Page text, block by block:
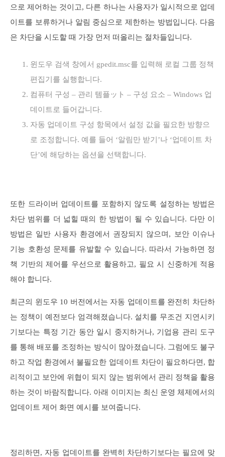
으로 제어하는 것이고, 다른 하나는 사용자가 일시적으로 업데
이트를 보류하거나 알림 중심으로 제한하는 방법입니다. 다음
은 차단을 시도할 때 가장 먼저 떠올리는 절차들입니다.
윈도우 검색 창에서 gpedit.msc를 입력해 로컬 그룹 정책
편집기를 실행합니다.
컴퓨터 구성 – 관리 템플ット – 구성 요소 – Windows 업
데이트로 들어갑니다.
자동 업데이트 구성 항목에서 설정 값을 필요한 방향으
로 조정합니다. 예를 들어 ‘알림만 받기’나 ‘업데이트 차
단’에 해당하는 옵션을 선택합니다.
또한 드라이버 업데이트를 포함하지 않도록 설정하는 방법은
차단 범위를 더 넓힐 때의 한 방법이 될 수 있습니다. 다만 이
방법은 일반 사용자 환경에서 권장되지 않으며, 보안 이슈나
기능 호환성 문제를 유발할 수 있습니다. 따라서 가능하면 정
책 기반의 제어를 우선으로 활용하고, 필요 시 신중하게 적용
해야 합니다.
최근의 윈도우 10 버전에서는 자동 업데이트를 완전히 차단하
는 정책이 예전보다 엄격해졌습니다. 설치를 무조건 지연시키
기보다는 특정 기간 동안 일시 중지하거나, 기업용 관리 도구
를 통해 배포를 조정하는 방식이 많아졌습니다. 그럼에도 불구
하고 작업 환경에서 불필요한 업데이트 차단이 필요하다면, 합
리적이고 보안에 위협이 되지 않는 범위에서 관리 정책을 활용
하는 것이 바람직합니다. 아래 이미지는 최신 운영 체제에서의
업데이트 제어 화면 예시를 보여줍니다.
정리하면, 자동 업데이트를 완벽히 차단하기보다는 필요에 맞